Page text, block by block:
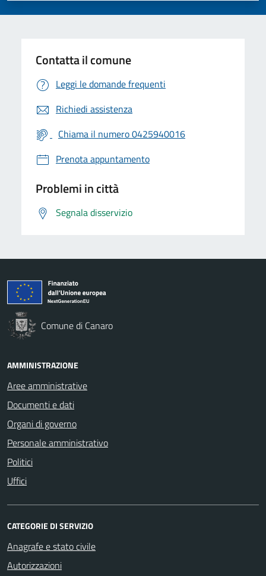
Contatta il comune
Leggi le domande frequenti
Richiedi assistenza
Chiama il numero 0425940016
Prenota appuntamento
Problemi in città
Segnala disservizio
Comune di Canaro
AMMINISTRAZIONE
Aree amministrative
Documenti e dati
Organi di governo
Personale amministrativo
Politici
Uffici
CATEGORIE DI SERVIZIO
Anagrafe e stato civile
Autorizzazioni